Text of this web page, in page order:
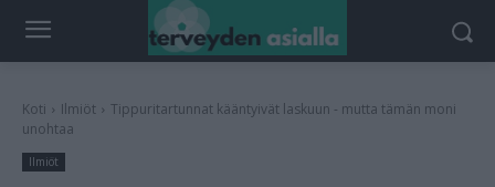
Koti Ilmiöt
Tippuritartunnat kääntyivät laskuun - mutta tämän moni
unohtaa
Ilmiöt